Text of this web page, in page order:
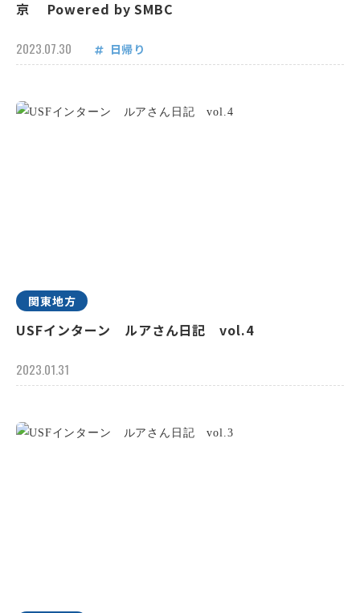
京 Powered by SMBC
2023.07.30 日帰り
関東地方
USFインターン ルアさん日記 vol.4
2023.01.31